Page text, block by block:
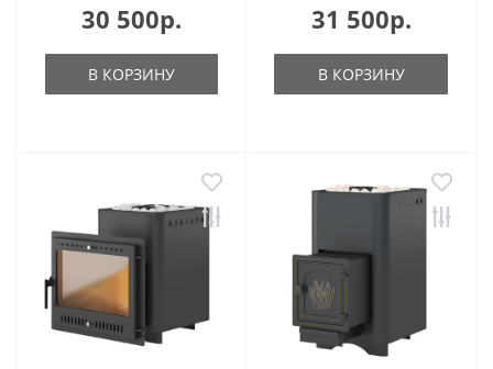
30 500р.
В КОРЗИНУ
31 500р.
В КОРЗИНУ